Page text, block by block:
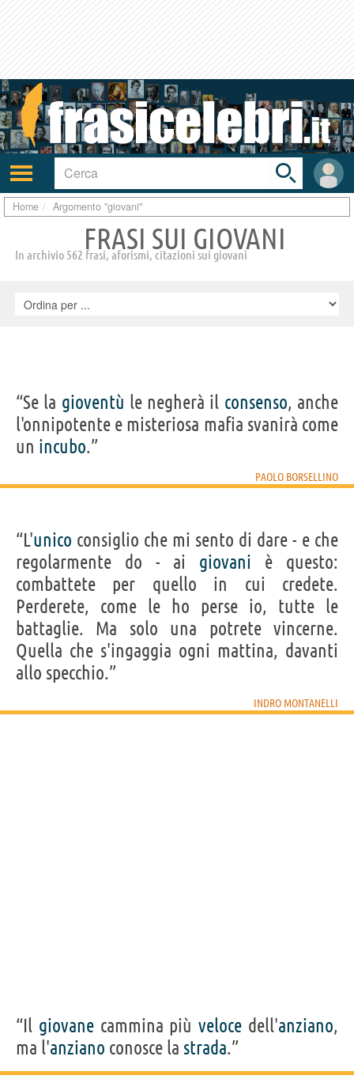
Attiva/disattiva
navigazione
User
area
Toggle
search
bar
Home Argomento "giovani"
FRASI SUI GIOVANI
In archivio 562 frasi, aforismi, citazioni sui giovani
“Se la gioventù le negherà il consenso, anche
l'onnipotente e misteriosa mafia svanirà come
un incubo.”
PAOLO BORSELLINO
“L'unico consiglio che mi sento di dare - e che
regolarmente do - ai giovani è questo:
combattete per quello in cui credete.
Perderete, come le ho perse io, tutte le
battaglie. Ma solo una potrete vincerne.
Quella che s'ingaggia ogni mattina, davanti
allo specchio.”
INDRO MONTANELLI
“Il giovanecammina piùveloce dell'anziano,
ma l'anziano conosce la strada.”